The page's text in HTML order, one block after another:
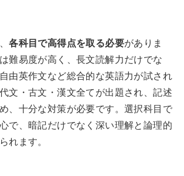
各科目で高得点を取る必要がありま
難易度が高く、長文読解力だけでな
由英作文など総合的な英語力が試され
文・古文・漢文全てが出題され、記述
、十分な対策が必要です。選択科目で
で、暗記だけでなく深い理解と論理的
れます。